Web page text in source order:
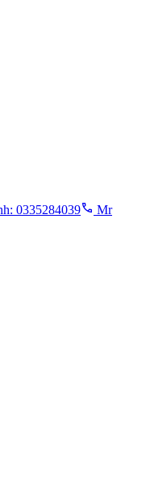
0335284039
Mr